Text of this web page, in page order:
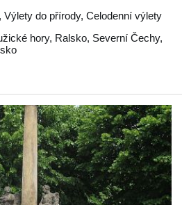
Výlety do přírody, Celodenní výlety
hory, Ralsko, Severní Čechy,